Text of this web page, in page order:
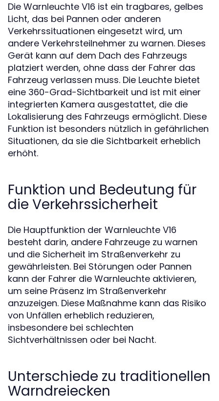
Die Warnleuchte V16 ist ein tragbares, gelbes
Licht, das bei Pannen oder anderen
Verkehrssituationen eingesetzt wird, um
andere Verkehrsteilnehmer zu warnen. Dieses
Gerät kann auf dem Dach des Fahrzeugs
platziert werden, ohne dass der Fahrer das
Fahrzeug verlassen muss. Die Leuchte bietet
eine 360-Grad-Sichtbarkeit und ist mit einer
integrierten Kamera ausgestattet, die die
Lokalisierung des Fahrzeugs ermöglicht. Diese
Funktion ist besonders nützlich in gefährlichen
Situationen, da sie die Sichtbarkeit erheblich
erhöht.
Funktion und Bedeutung für
die Verkehrssicherheit
Die Hauptfunktion der Warnleuchte V16
besteht darin, andere Fahrzeuge zu warnen
und die Sicherheit im Straßenverkehr zu
gewährleisten. Bei Störungen oder Pannen
kann der Fahrer die Warnleuchte aktivieren,
um seine Präsenz im Straßenverkehr
anzuzeigen. Diese Maßnahme kann das Risiko
von Unfällen erheblich reduzieren,
insbesondere bei schlechten
Sichtverhältnissen oder bei Nacht.
Unterschiede zu traditionellen
Warndreiecken